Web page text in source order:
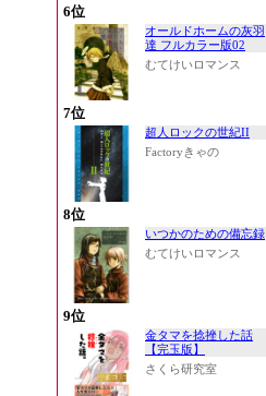
6位
オールドホームの灰羽
達 フルカラー版02
むてけいロマンス
7位
超人ロックの世紀II
Factoryきゃの
8位
いつかのための備忘録
むてけいロマンス
9位
金タマを捻挫した話
【完玉版】
さくら研究室